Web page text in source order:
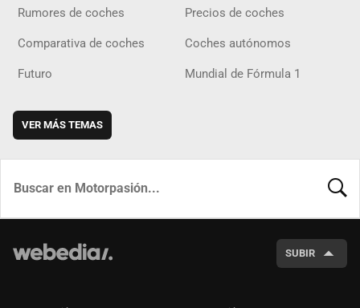
Rumores de coches Precios de coches
Comparativa de coches Coches autónomos
Futuro Mundial de Fórmula 1
VER MÁS TEMAS
SUBIR